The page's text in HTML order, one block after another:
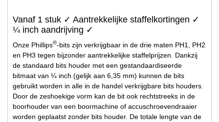
Vanaf 1 stuk ✓ Aantrekkelijke staffelkortingen ✓
¼ inch aandrijving ✓
Onze Phillips®-bits zijn verkrijgbaar in de drie maten PH1, PH2
en PH3 tegen bijzonder aantrekkelijke staffelprijzen. Dankzij
de standaard bits houder met een gestandaardiseerde
bitmaat van ¼ inch (gelijk aan 6,35 mm) kunnen de bits
gebruikt worden in alle in de handel verkrijgbare bits houders.
Door de zeshoekige vorm kan de bit ook rechtstreeks in de
boorhouder van een boormachine of accuschroevendraaier
worden geplaatst zonder bits houder. De totale lengte van de